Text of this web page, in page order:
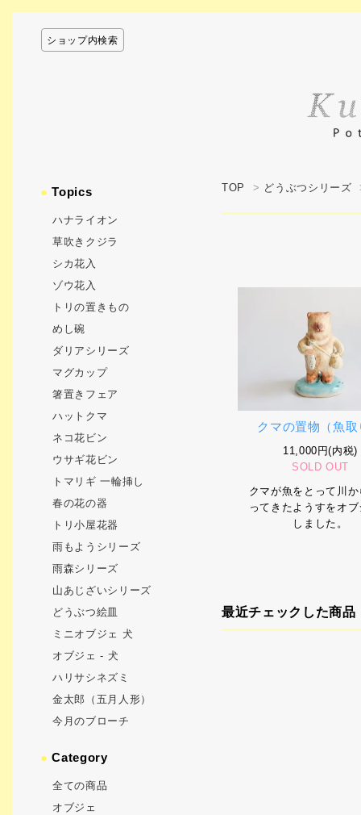
ショップ内検索
TOP > どうぶつシリーズ
クマの置物（魚取
11,000円(内税)
SOLD OUT
クマが魚をとって川
ってきたようすをオ
しました。
最近チェックした商品
●Topics
ハナライオン
草吹きクジラ
シカ花入
ゾウ花入
トリの置きもの
めし碗
ダリアシリーズ
マグカップ
箸置きフェア
ハットクマ
ネコ花ビン
ウサギ花ビン
トマリギ 一輪挿し
春の花の器
トリ小屋花器
雨もようシリーズ
雨森シリーズ
山あじざいシリーズ
どうぶつ絵皿
ミニオブジェ 犬
オブジェ - 犬
ハリサシネズミ
金太郎（五月人形）
今月のブローチ
●Category
全ての商品
オブジェ